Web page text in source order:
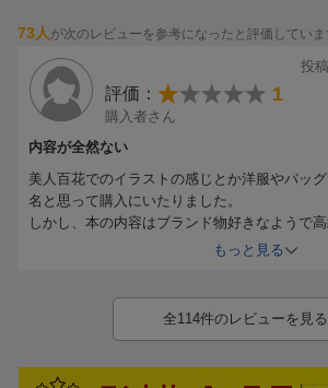
買ってくれたら嬉しいはお金が入る事だけ？こ
てる人がいるのに何故あのようにしか捕らえ
ないのか・・もう激しくがっかりです（涙）
73人が次のレビューを参考になったと評価していま
投
評価： 1
購入者さん
内容が全然ない
美人百花でのイラストの感じとか洋服やバッ
名と思って購入にいたりました。
しかし、本の内容はブランド物好きなようで
かり紹介しています。あと、実際の著者のお
自分のことがわかっていない感じがして、セ
て・・・この本を購入してから非常に腹が立ち
もっと見る
全114件のレビューを見る